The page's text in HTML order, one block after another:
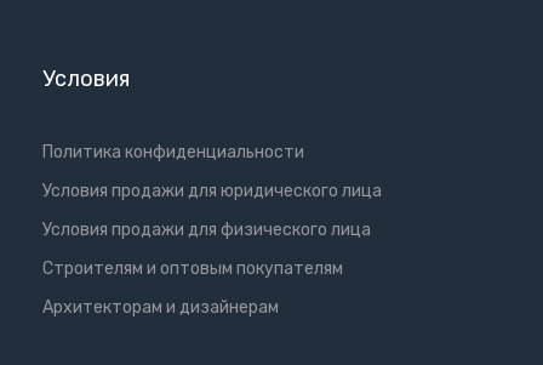
Условия
Политика конфиденциальности
Условия продажи для юридического лица
Условия продажи для физического лица
Cтроителям и оптовым покупателям
Aрхитекторам и дизайнерам